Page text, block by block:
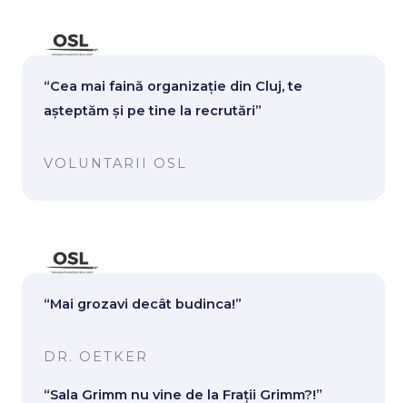
“Cea mai faină organizație din Cluj, te
așteptăm și pe tine la recrutări”
VOLUNTARII OSL
“Mai grozavi decât budinca!”
DR. OETKER
“Sala Grimm nu vine de la Frații Grimm?!”